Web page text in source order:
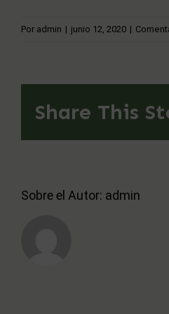
Por admin | junio 12, 2020 |
Share This
Sobre el Autor: admin